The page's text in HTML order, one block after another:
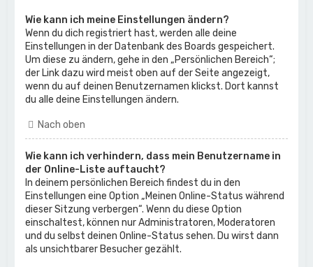
Wie kann ich meine Einstellungen ändern?
Wenn du dich registriert hast, werden alle deine
Einstellungen in der Datenbank des Boards gespeichert.
Um diese zu ändern, gehe in den „Persönlichen Bereich“;
der Link dazu wird meist oben auf der Seite angezeigt,
wenn du auf deinen Benutzernamen klickst. Dort kannst
du alle deine Einstellungen ändern.
Nach oben
Wie kann ich verhindern, dass mein Benutzername in
der Online-Liste auftaucht?
In deinem persönlichen Bereich findest du in den
Einstellungen eine Option „Meinen Online-Status während
dieser Sitzung verbergen“. Wenn du diese Option
einschaltest, können nur Administratoren, Moderatoren
und du selbst deinen Online-Status sehen. Du wirst dann
als unsichtbarer Besucher gezählt.